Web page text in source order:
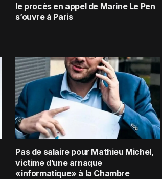
le procès en appel de Marine Le Pen
s’ouvre à Paris
Pas de salaire pour Mathieu Michel,
victime d’une arnaque
«informatique» à la Chambre